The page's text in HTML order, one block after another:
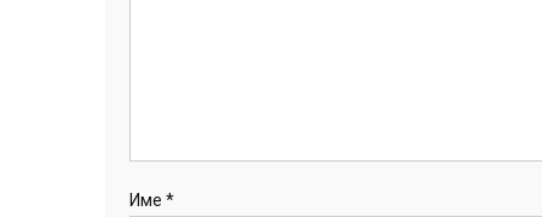
Име *